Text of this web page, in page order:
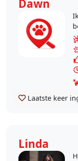
Dawn
Laatste keer
Linda
Hi! Je bent